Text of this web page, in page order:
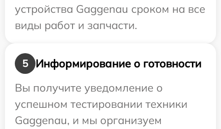
устройства Gaggenau сроком на все
виды работ и запчасти.
5
Информирование о готовности
Вы получите уведомление о
успешном тестировании техники
Gaggenau, и мы организуем